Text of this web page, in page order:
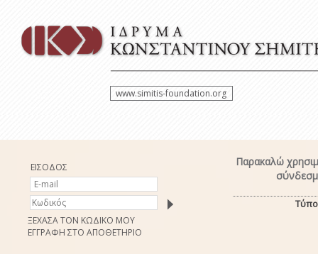
www.simitis-foundation.org
ΕΙΣΟΔΟΣ
ΞΕΧΑΣΑ ΤΟΝ ΚΩΔΙΚΟ ΜΟΥ
ΕΓΓΡΑΦΗ ΣΤΟ ΑΠΟΘΕΤΗΡΙΟ
Παρακαλώ